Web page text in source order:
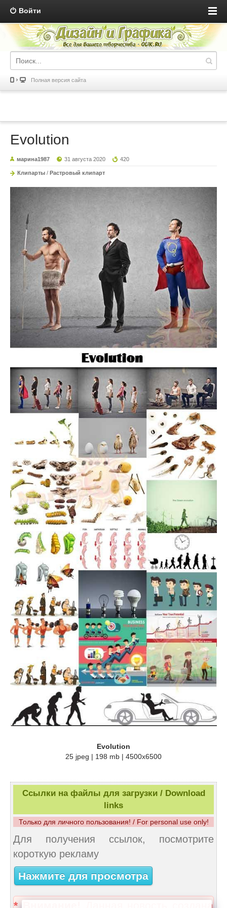
Войти
Полная версия сайта
Evolution
марина1987 31 августа 2020 420
Клипарты / Растровый клипарт
Evolution
25 jpeg | 198 mb | 4500x6500
Ссылки на файлы для загрузки / Download
links
Только для личного пользования! / For personal use only!
Для получения ссылок, посмотрите
короткую рекламу
Нажмите для просмотра